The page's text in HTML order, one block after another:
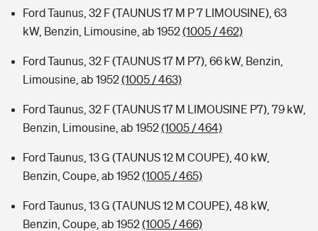
Ford Taunus, 32 F (TAUNUS 17 M P 7 LIMOUSINE), 63
kW, Benzin, Limousine, ab 1952(1005 / 462)
Ford Taunus, 32 F (TAUNUS 17 M P7), 66 kW, Benzin,
Limousine, ab 1952(1005 / 463)
Ford Taunus, 32 F (TAUNUS 17 M LIMOUSINE P7), 79 kW,
Benzin, Limousine, ab 1952(1005 / 464)
Ford Taunus, 13 G (TAUNUS 12 M COUPE), 40 kW,
Benzin, Coupe, ab 1952(1005 / 465)
Ford Taunus, 13 G (TAUNUS 12 M COUPE), 48 kW,
Benzin, Coupe, ab 1952(1005 / 466)